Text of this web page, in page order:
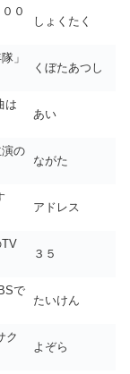
０
しょくたく
」
くぼたあつし
は
あい
の
ながた
アドレス
TV
３５
で
たいけん
ク
よぞら